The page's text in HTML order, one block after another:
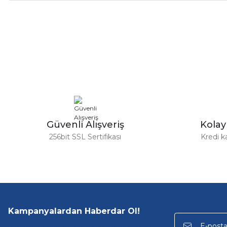
Ürün fiyatı diğer sitelerden daha pahalı.
Bu ürüne benzer farklı alternatifler olmalı.
Güvenli Alışveriş
256bit SSL Sertifikası Kredi
Kampanyalardan Haberdar Ol!